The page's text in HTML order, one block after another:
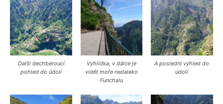
Další dechberoucí
pohled do údolí
Vyhlídka, v dálce je
vidět moře nedaleko
Funchalu
A poslední výhled do
údolí